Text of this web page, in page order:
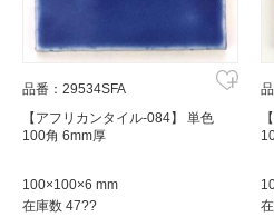
品番：29534SFA
【アフリカンタイル-084】 単色
100角 6mm厚
100×100×6 mm
在庫数 47??